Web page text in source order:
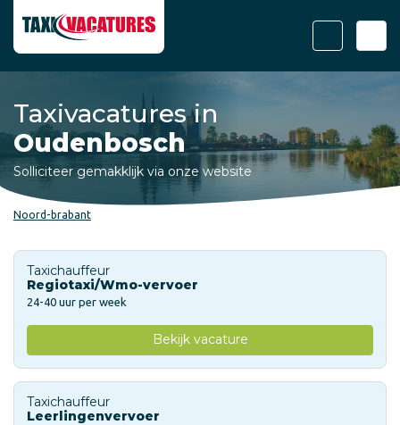
Taxivacatures in
Oudenbosch
Solliciteer gemakklijk via onze website
Noord-brabant
Taxichauffeur
Regiotaxi/Wmo-vervoer
24-40 uur per week
Bekijk vacature
Taxichauffeur
Leerlingenvervoer